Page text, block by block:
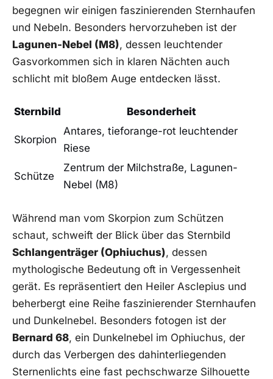
begegnen wir einigen faszinierenden Sternhaufen
und Nebeln. Besonders hervorzuheben ist der
Lagunen-Nebel (M8), dessen leuchtender
Gasvorkommen sich in klaren Nächten ​auch
schlicht ⁢mit bloßem Auge entdecken lässt.
Sternbild Besonderheit
Skorpion
Antares, tieforange-rot leuchtender
Riese
Schütze
Zentrum‍ der Milchstraße, ⁣Lagunen-
Nebel (M8)
Während man vom Skorpion zum⁣ Schützen⁢
schaut, schweift der Blick​ über das Sternbild
Schlangenträger (Ophiuchus), dessen⁤
mythologische Bedeutung oft in Vergessenheit
gerät. Es repräsentiert den Heiler ⁢Asclepius und‌
beherbergt‍ eine Reihe faszinierender Sternhaufen
und Dunkelnebel. Besonders fotogen ist​ der
Bernard⁣ 68, ein Dunkelnebel im Ophiuchus, der
durch⁤ das ⁢Verbergen des‍ dahinterliegenden
Sternenlichts eine‌ fast pechschwarze Silhouette